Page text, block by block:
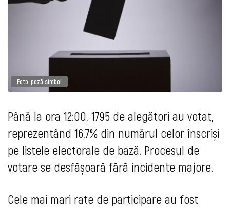
Foto: poză simbol
Până la ora 12:00, 1795 de alegători au votat,
reprezentând 16,7% din numărul celor înscriși
pe listele electorale de bază. Procesul de
votare se desfășoară fără incidente majore.
Cele mai mari rate de participare au fost